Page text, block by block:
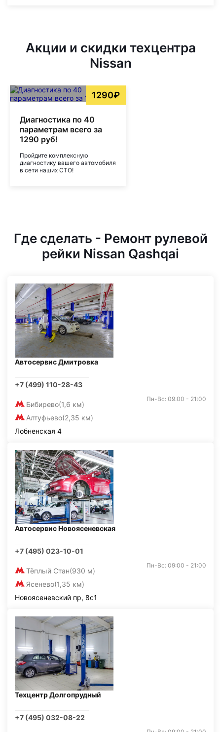
Акции и скидки техцентра
Nissan
1290₽
Диагностика по 40
параметрам всего за
1290 руб!
Пройдите комплексную
диагностику вашего автомобиля
в сети наших СТО!
Где сделать - Ремонт рулевой
рейки Nissan Qashqai
Автосервис Дмитровка
+7 (499) 110-28-43
Бибирево(1,6 км)
Алтуфьево(2,35 км)
Пн-Вс: 09:00 - 21:00
Лобненская 4
Автосервис Новоясеневская
+7 (495) 023-10-01
Тёплый Стан(930 м)
Ясенево(1,35 км)
Пн-Вс: 09:00 - 21:00
Новоясеневский пр, 8с1
Техцентр Долгопрудный
+7 (495) 032-08-22